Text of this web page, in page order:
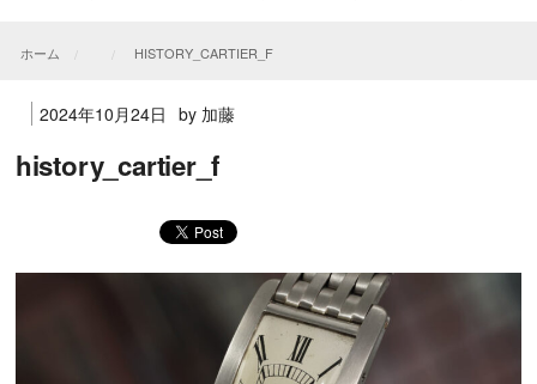
ホーム HISTORY_CARTIER_F
2024年10月24日 by 加藤
history_cartier_f